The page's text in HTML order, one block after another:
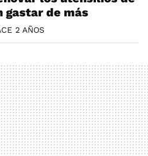
gastar de más
2 AÑOS